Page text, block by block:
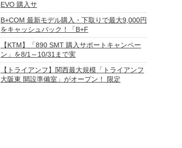
EVO 購入サ
B+COM 最新モデル購入・下取りで最大9,000円
をキャッシュバック！「B+F
【KTM】「890 SMT 購入サポートキャンペー
ン」を8/1～10/31まで実
【トライアンフ】関西最大規模「トライアンフ
大阪東 開設準備室」がオープン！ 限定